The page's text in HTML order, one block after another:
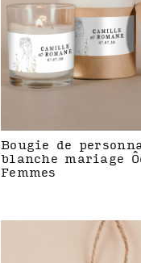
Bougie de
blanche mariage
Femmes